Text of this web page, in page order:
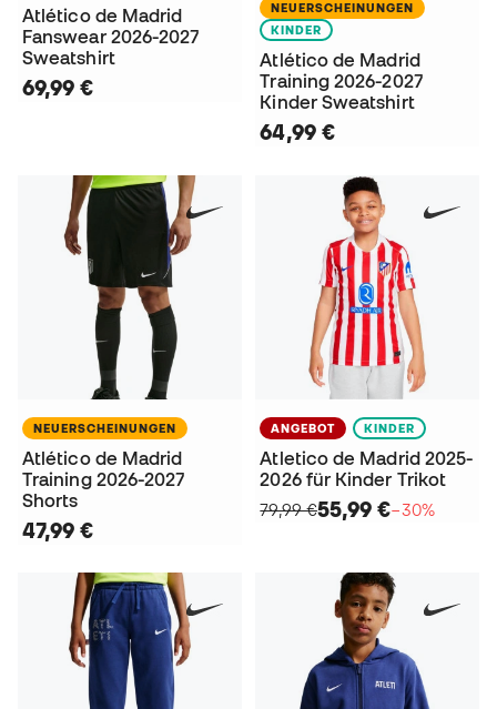
Atlético de Madrid
Fanswear 2026-2027
Sweatshirt
69,99 €
NEUERSCHEINUNGEN
KINDER
Atlético de Madrid
Training 2026-2027
Kinder Sweatshirt
64,99 €
NEUERSCHEINUNGEN
Atlético de Madrid
Training 2026-2027
Shorts
47,99 €
ANGEBOT KINDER
Atletico de Madrid 2025-
2026 für Kinder Trikot
79,99 €55,99 €−30%